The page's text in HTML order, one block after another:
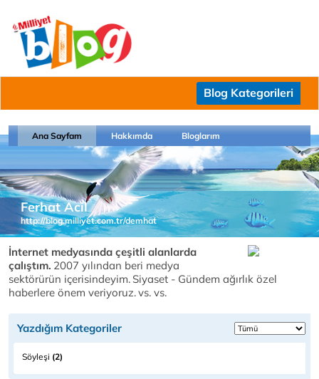
Blog Kategorileri
Ana Sayfam Hakkımda Bloglarım
Ferhat Acil
http://blog.milliyet.com.tr/demhat
İnternet medyasında çeşitli alanlarda
çalıştım. 2007 yılından beri medya
sektörürün içerisindeyim. Siyaset - Gündem ağırlık özel
haberlere önem veriyoruz.vs. vs.
Yazdığım Kategoriler
Söyleşi (2)